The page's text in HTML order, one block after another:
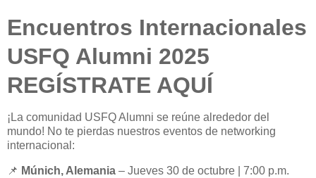
Encuentros Internacionales
USFQ Alumni 2025
REGÍSTRATE AQUÍ
¡La comunidad USFQ Alumni se reúne alrededor del
mundo! No te pierdas nuestros eventos de networking
internacional:
📌 Múnich, Alemania – Jueves 30 de octubre | 7:00 p.m.